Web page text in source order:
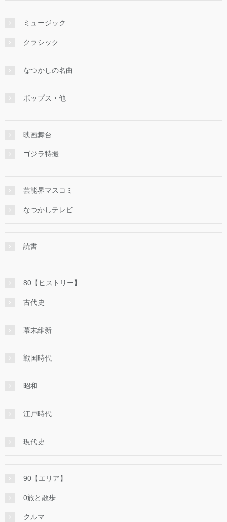
ミュージック
クラシック
なつかしの名曲
ポップス・他
映画舞台
ゴジラ特撮
芸能界マスコミ
なつかしテレビ
読書
80【ヒストリー】
古代史
幕末維新
戦国時代
昭和
江戸時代
現代史
90【エリア】
0旅と散歩
クルマ